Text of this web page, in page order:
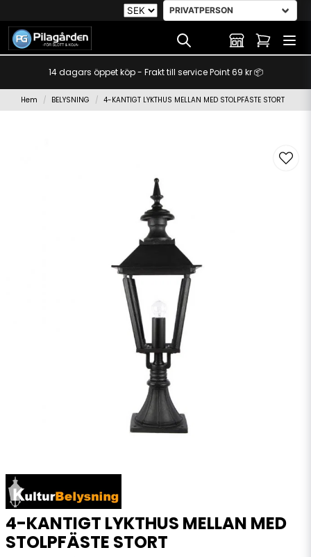
14 dagars öppet köp - Frakt till service Point 69 kr 📦
Hem BELYSNING 4-KANTIGT LYKTHUS MELLAN MED STOLPFÄSTE STORT
4-KANTIGT LYKTHUS MELLAN MED
STOLPFÄSTE STORT